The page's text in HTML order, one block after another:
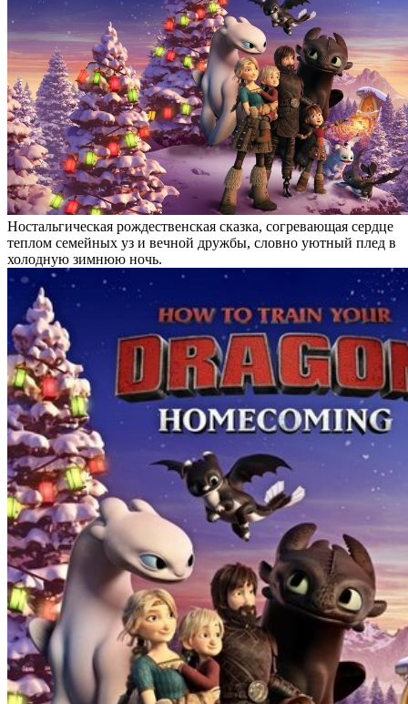
Ностальгическая рождественская сказка, согревающая сердце
теплом семейных уз и вечной дружбы, словно уютный плед в
холодную зимнюю ночь.